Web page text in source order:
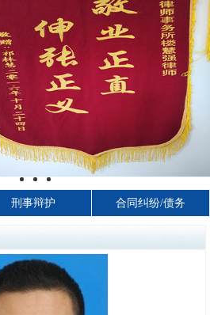
刑事辩护 合同纠纷/债务